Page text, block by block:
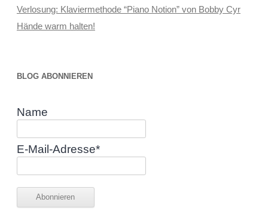
Verlosung: Klaviermethode “Piano Notion” von Bobby Cyr
Hände warm halten!
BLOG ABONNIEREN
Name
E-Mail-Adresse*